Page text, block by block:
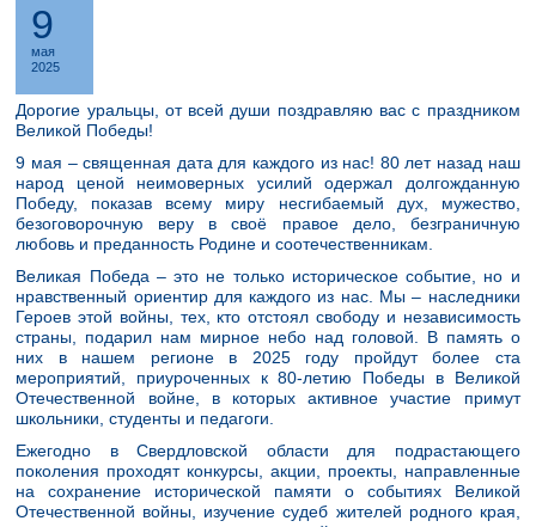
9
мая
2025
Дорогие уральцы, от всей души поздравляю вас с праздником
Великой Победы!
9 мая – священная дата для каждого из нас! 80 лет назад наш
народ ценой неимоверных усилий одержал долгожданную
Победу, показав всему миру несгибаемый дух, мужество,
безоговорочную веру в своё правое дело, безграничную
любовь и преданность Родине и соотечественникам.
Великая Победа – это не только историческое событие, но и
нравственный ориентир для каждого из нас. Мы – наследники
Героев этой войны, тех, кто отстоял свободу и независимость
страны, подарил нам мирное небо над головой. В память о
них в нашем регионе в 2025 году пройдут более ста
мероприятий, приуроченных к 80-летию Победы в Великой
Отечественной войне, в которых активное участие примут
школьники, студенты и педагоги.
Ежегодно в Свердловской области для подрастающего
поколения проходят конкурсы, акции, проекты, направленные
на сохранение исторической памяти о событиях Великой
Отечественной войны, изучение судеб жителей родного края,